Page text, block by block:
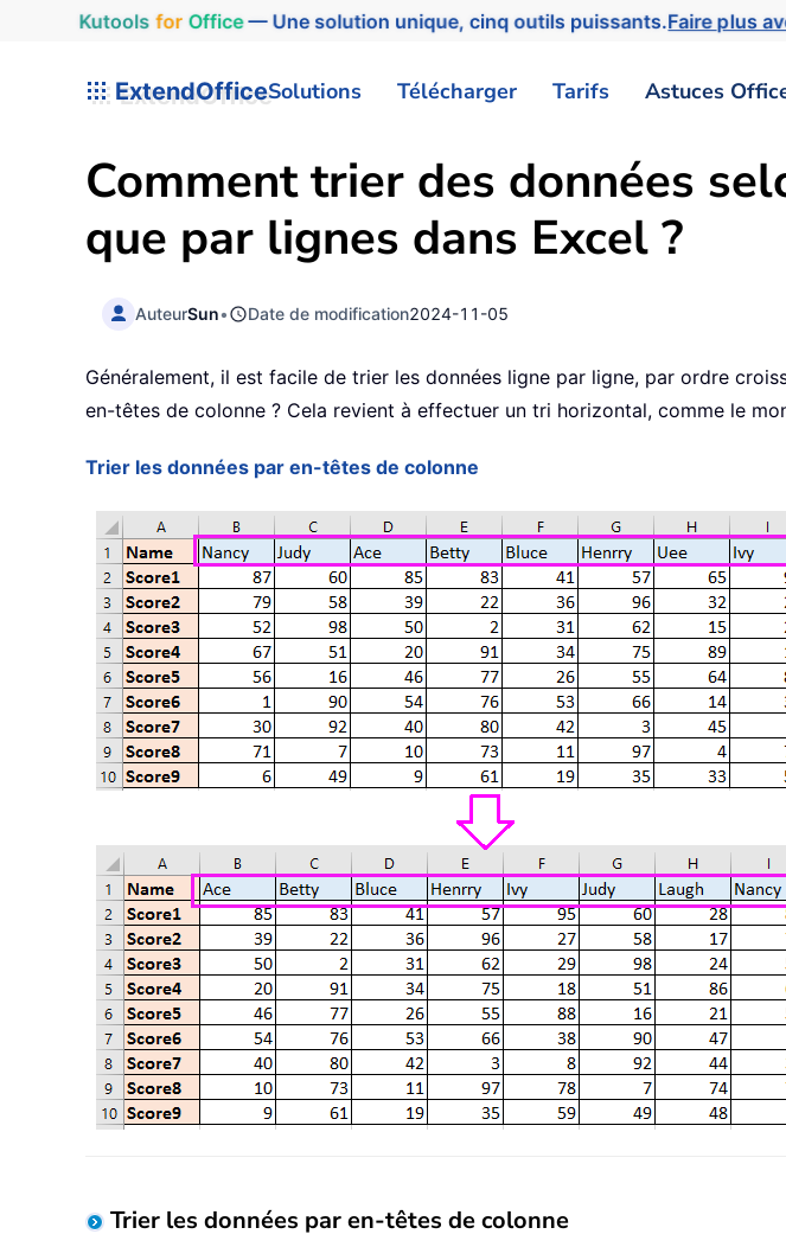
Kutools for Office— Une solution unique, cinq outils puissants.Faire plus
ExtendOfficeSolutions Télécharger Tarifs Astuces
Comment trier des données
que par lignes dans Excel ?
AuteurSun• Date de modification2024-11-05
Généralement, il est facile de trier les données ligne par ligne, par ordre
en-têtes de colonne ? Cela revient à effectuer un tri horizontal, comme le
Trier les données par en-têtes de colonne
Trier les données par en-têtes de colonne